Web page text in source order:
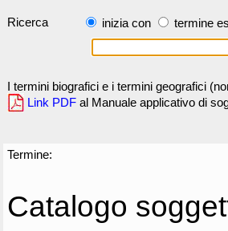
Ricerca inizia con termine
I termini biografici e i termini geografici
Link PDF al Manuale applicativo di
Termine:
Catalogo